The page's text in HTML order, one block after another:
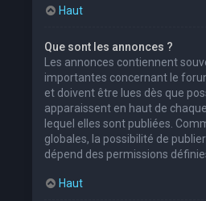
Haut
Que sont les annonces ?
Les annonces contiennent
importantes concernant le
et doivent être lues dès que
apparaissent en haut de
lequel elles sont publiées.
globales, la possibilité de
dépend des permissions
Haut